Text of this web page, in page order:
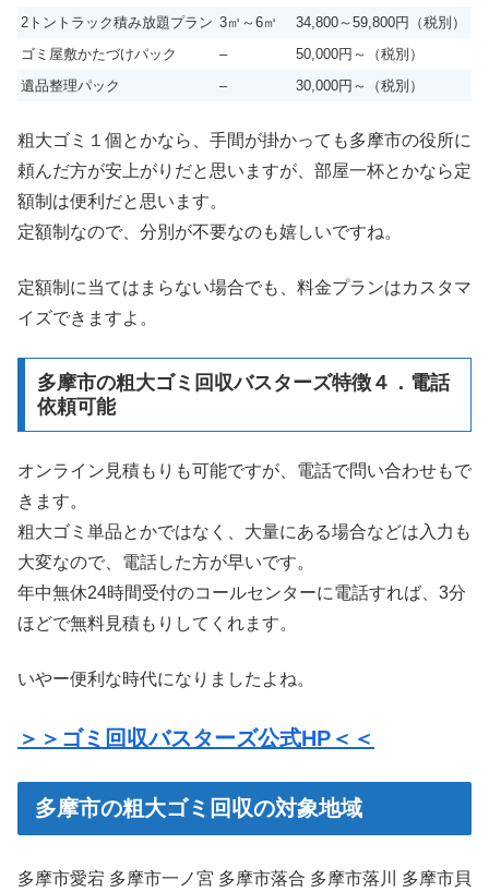
2トントラック積み放題プラン 3㎥～6㎥
34,800～59,800円（税別）
ゴミ屋敷かたづけパック
–
50,000円～（税別）
遺品整理パック
– 30,000円～（税別）
粗大ゴミ１個とかなら、手間が掛かっても多摩市の役所に
頼んだ方が安上がりだと思いますが、部屋一杯とかなら定
額制は便利だと思います。
定額制なので、分別が不要なのも嬉しいですね。
定額制に当てはまらない場合でも、料金プランはカスタマ
イズできますよ。
多摩市の粗大ゴミ回収バスターズ特徴４．電話
依頼可能
オンライン見積もりも可能ですが、電話で問い合わせもで
きます。
粗大ゴミ単品とかではなく、大量にある場合などは入力も
大変なので、電話した方が早いです。
年中無休24時間受付のコールセンターに電話すれば、3分
ほどで無料見積もりしてくれます。
いやー便利な時代になりましたよね。
＞＞ゴミ回収バスターズ公式HP＜＜
多摩市の粗大ゴミ回収の対象地域
多摩市愛宕 多摩市一ノ宮 多摩市落合 多摩市落川 多摩市貝